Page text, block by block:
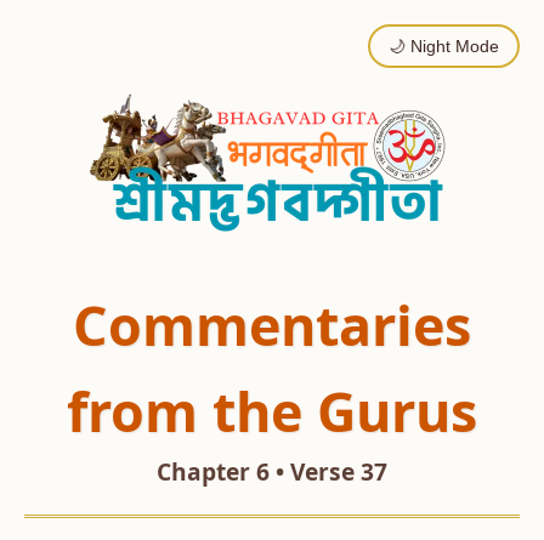
🌙 Night Mode
Commentaries
from the Gurus
Chapter 6 • Verse 37